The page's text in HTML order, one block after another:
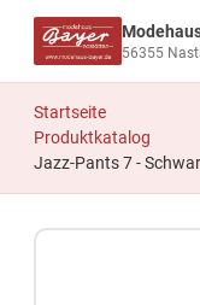
56355
Startseite
Produktkatalog
Jazz-Pants 7 -